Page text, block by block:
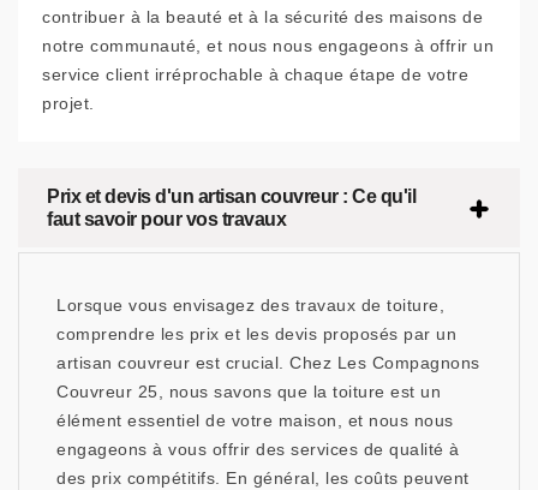
contribuer à la beauté et à la sécurité des maisons de
notre communauté, et nous nous engageons à offrir un
service client irréprochable à chaque étape de votre
projet.
Prix et devis d'un artisan couvreur : Ce qu'il
faut savoir pour vos travaux
Lorsque vous envisagez des travaux de toiture,
comprendre les prix et les devis proposés par un
artisan couvreur est crucial. Chez Les Compagnons
Couvreur 25, nous savons que la toiture est un
élément essentiel de votre maison, et nous nous
engageons à vous offrir des services de qualité à
des prix compétitifs. En général, les coûts peuvent